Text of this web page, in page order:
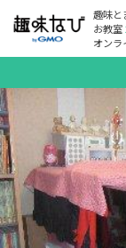
趣味と
お教室
オン